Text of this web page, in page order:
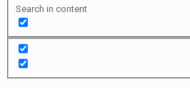
Search in content